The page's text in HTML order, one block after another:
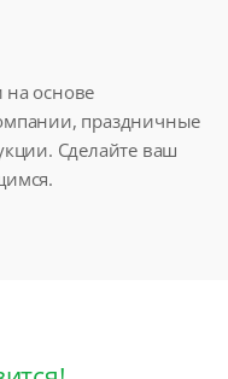
основе
праздничные
Сделайте ваш